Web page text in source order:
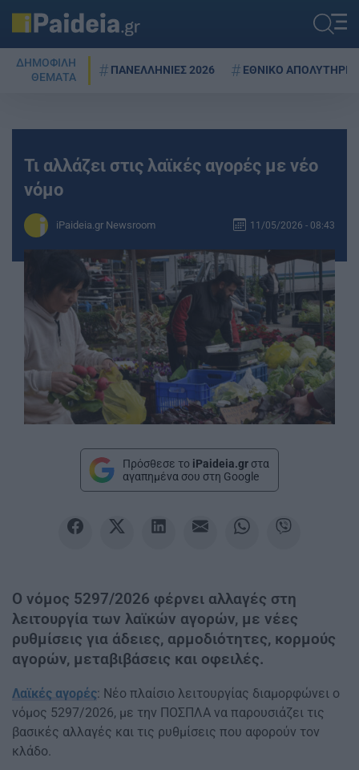
ΔΗΜΟΦΙΛΗ
ΘΕΜΑΤΑ
ΠΑΝΕΛΛΗΝΙΕΣ 2026 ΕΘΝΙΚΟ ΑΠΟΛΥΤΗΡΙΟ
Τι αλλάζει στις λαϊκές αγορές με νέο
νόμο
iPaideia.gr Newsroom 11/05/2026 - 08:43
Πρόσθεσε το iPaideia.gr στα
αγαπημένα σου στη Google
Ο νόμος 5297/2026 φέρνει αλλαγές στη
λειτουργία των λαϊκών αγορών, με νέες
ρυθμίσεις για άδειες, αρμοδιότητες, κορμούς
αγορών, μεταβιβάσεις και οφειλές.
Λαϊκές αγορές: Νέο πλαίσιο λειτουργίας διαμορφώνει ο
νόμος 5297/2026, με την ΠΟΣΠΛΑ να παρουσιάζει τις
βασικές αλλαγές και τις ρυθμίσεις που αφορούν τον
κλάδο.